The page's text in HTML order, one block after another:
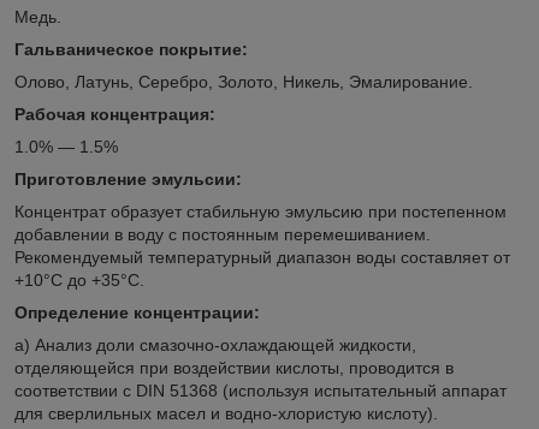
Медь.
Гальваническое покрытие:
Олово, Латунь, Серебро, Золото, Никель, Эмалирование.
Рабочая концентрация:
1.0% — 1.5%
Приготовление эмульсии:
Концентрат образует стабильную эмульсию при постепенном
добавлении в воду с постоянным перемешиванием.
Рекомендуемый температурный диапазон воды составляет от
+10°С до +35°С.
Определение концентрации:
а) Анализ доли смазочно-охлаждающей жидкости,
отделяющейся при воздействии кислоты, проводится в
соответствии с DIN 51368 (используя испытательный аппарат
для сверлильных масел и водно-хлористую кислоту).